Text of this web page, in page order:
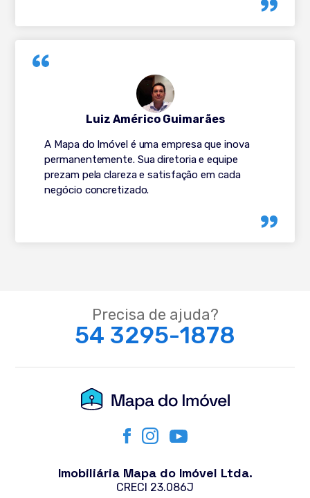
A Mapa do Imóvel é uma empresa que inova
permanentemente. Sua diretoria e equipe
prezam pela clareza e satisfação em cada
negócio concretizado.
Luiz Américo Guimarães
Precisa de ajuda?
54 3295-1878
Imobiliária Mapa do Imóvel Ltda.
CRECI 23.086J